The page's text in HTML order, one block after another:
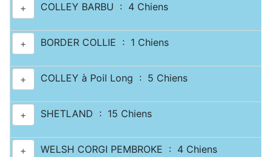
+ COLLEY BARBU : 4 Chiens
+ BORDER COLLIE : 1 Chiens
+ COLLEY à Poil Long : 5 Chiens
+ SHETLAND : 15 Chiens
+ WELSH CORGI PEMBROKE : 4 Chiens